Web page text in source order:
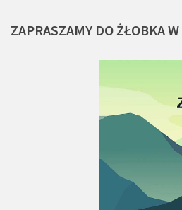
ZAPRASZAMY DO ŻŁOBKAW